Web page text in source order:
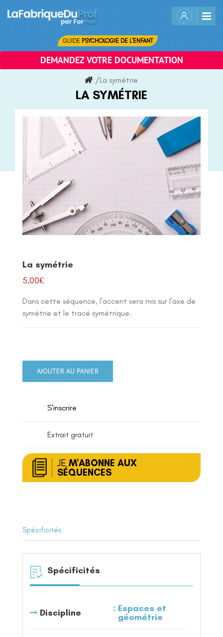
content
GUIDE PSYCHOLOGIE DE L'ENFANT
DEMANDEZ VOTRE DOCUMENTATION
/La symétrie
LA SYMÉTRIE
La symétrie
5,00€
Dans cette séquence, l’accent sera mis sur l’axe de
symétrie et le tracé symétrique.
AJOUTER AU PANIER
S'inscrire
Extrait gratuit
JE M'ABONNE AUX
SÉQUENCES
Spécificités
Spécificités
Discipline
Espaces et
géométrie